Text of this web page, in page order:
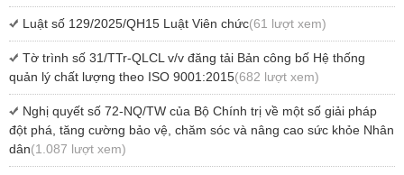
Luật số 129/2025/QH15 Luật Viên chức(61 lượt xem)
Tờ trình số 31/TTr-QLCL v/v đăng tải Bản công bố Hệ thống
quản lý chất lượng theo ISO 9001:2015(682 lượt xem)
Nghị quyết số 72-NQ/TW của Bộ Chính trị về một số giải pháp
đột phá, tăng cường bảo vệ, chăm sóc và nâng cao sức khỏe Nhân
dân(1.087 lượt xem)